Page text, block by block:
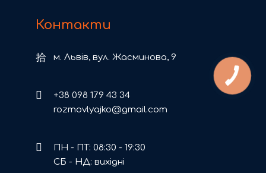
Контакти
м. Львів, вул. Жасминова, 9
+38 098 179 43 34
rozmovlyajko@gmail.com
ПН - ПТ: 08:30 - 19:30
СБ - НД: вихідні